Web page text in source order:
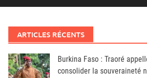
ARTICLES RÉCENTS
Burkina Faso : Traoré
consolider la souveraineté